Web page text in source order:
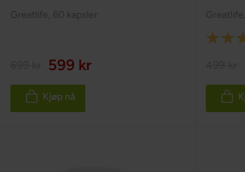
Greatlife 60 kapsler
599 kr
Kjøp nå
Greatlife
Rating: